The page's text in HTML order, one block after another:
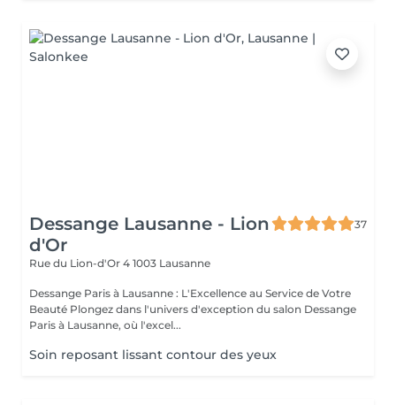
Dessange Lausanne - Lion
d'Or
37
Rue du Lion-d'Or 4 1003 Lausanne
Dessange Paris à Lausanne : L'Excellence au Service de Votre
Beauté Plongez dans l'univers d'exception du salon Dessange
Paris à Lausanne, où l'excel...
Soin reposant lissant contour des yeux